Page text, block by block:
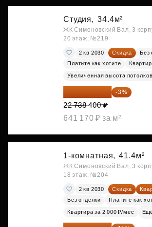
Студия, 34.4м²
ЖК Симоновский Вал, 3
20 этаж, №219
2 кв 2030 Скидка
Без
Платите как хотите
Увеличенная высота потолков
22 056 248 ₽ -3%
22 738 400 ₽
641 170 ₽ за м²
1-комнатная, 41.4м²
ЖК Симоновский Вал, 3
18 этаж, №204
2 кв 2030 Скидка
Без отделки
Платите как
Квартира за 2 000 ₽/мес